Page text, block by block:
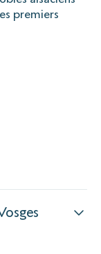
premiers